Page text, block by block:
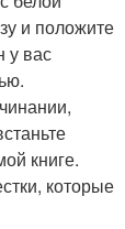
и положите
у вас
книге.
которые